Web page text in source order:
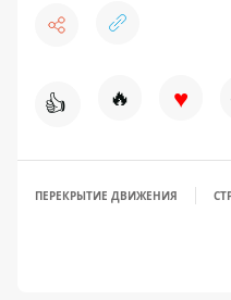
👍 🔥 ♥
ПЕРЕКРЫТИЕ ДВИЖЕНИЯ